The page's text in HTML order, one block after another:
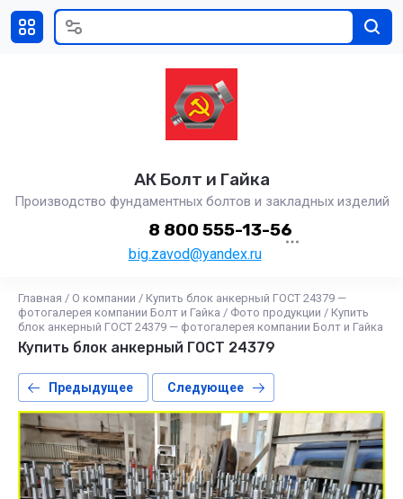
АК Болт и Гайка
Производство фундаментных болтов и закладных изделий
big.zavod@yandex.ru
8 800 555-13-56
Главная / О компании / Купить блок анкерный ГОСТ 24379 —
фотогалерея компании Болт и Гайка / Фото продукции / Купить
блок анкерный ГОСТ 24379 — фотогалерея компании Болт и Гайка
Купить блок анкерный ГОСТ 24379
Предыдущее Следующее